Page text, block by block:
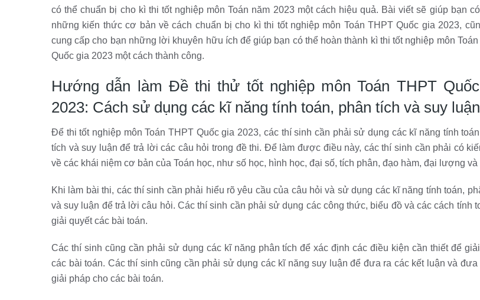
có thể chuẩn bị cho kì thi tốt nghiệp môn Toán năm 2023 một cách hiệu quả. Bài viết sẽ giúp bạn
những kiến thức cơ bản về cách chuẩn bị cho kì thi tốt nghiệp môn Toán THPT Quốc gia 2023,
cung cấp cho bạn những lời khuyên hữu ích để giúp bạn có thể hoàn thành kì thi tốt nghiệp môn
Quốc gia 2023 một cách thành công.
Hướng dẫn làm Đề thi thử tốt nghiệp môn Toán THPT
2023: Cách sử dụng các kĩ năng tính toán, phân tích và suy
Để thi tốt nghiệp môn Toán THPT Quốc gia 2023, các thí sinh cần phải sử dụng các kĩ năng tính
tích và suy luận để trả lời các câu hỏi trong đề thi. Để làm được điều này, các thí sinh cần phải có
về các khái niệm cơ bản của Toán học, như số học, hình học, đại số, tích phân, đạo hàm, đại lượng và
Khi làm bài thi, các thí sinh cần phải hiểu rõ yêu cầu của câu hỏi và sử dụng các kĩ năng tính toán,
và suy luận để trả lời câu hỏi. Các thí sinh cần phải sử dụng các công thức, biểu đồ và các cách tính
giải quyết các bài toán.
Các thí sinh cũng cần phải sử dụng các kĩ năng phân tích để xác định các điều kiện cần thiết để
các bài toán. Các thí sinh cũng cần phải sử dụng các kĩ năng suy luận để đưa ra các kết luận và đưa
giải pháp cho các bài toán.